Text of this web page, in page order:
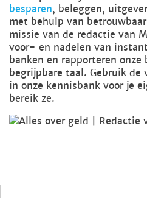
besparen, beleggen,
met behulp van
missie van de redactie van
voor- en nadelen van
banken en rapporteren
begrijpbare taal. Gebruik de
in onze kennisbank voor je
bereik ze.